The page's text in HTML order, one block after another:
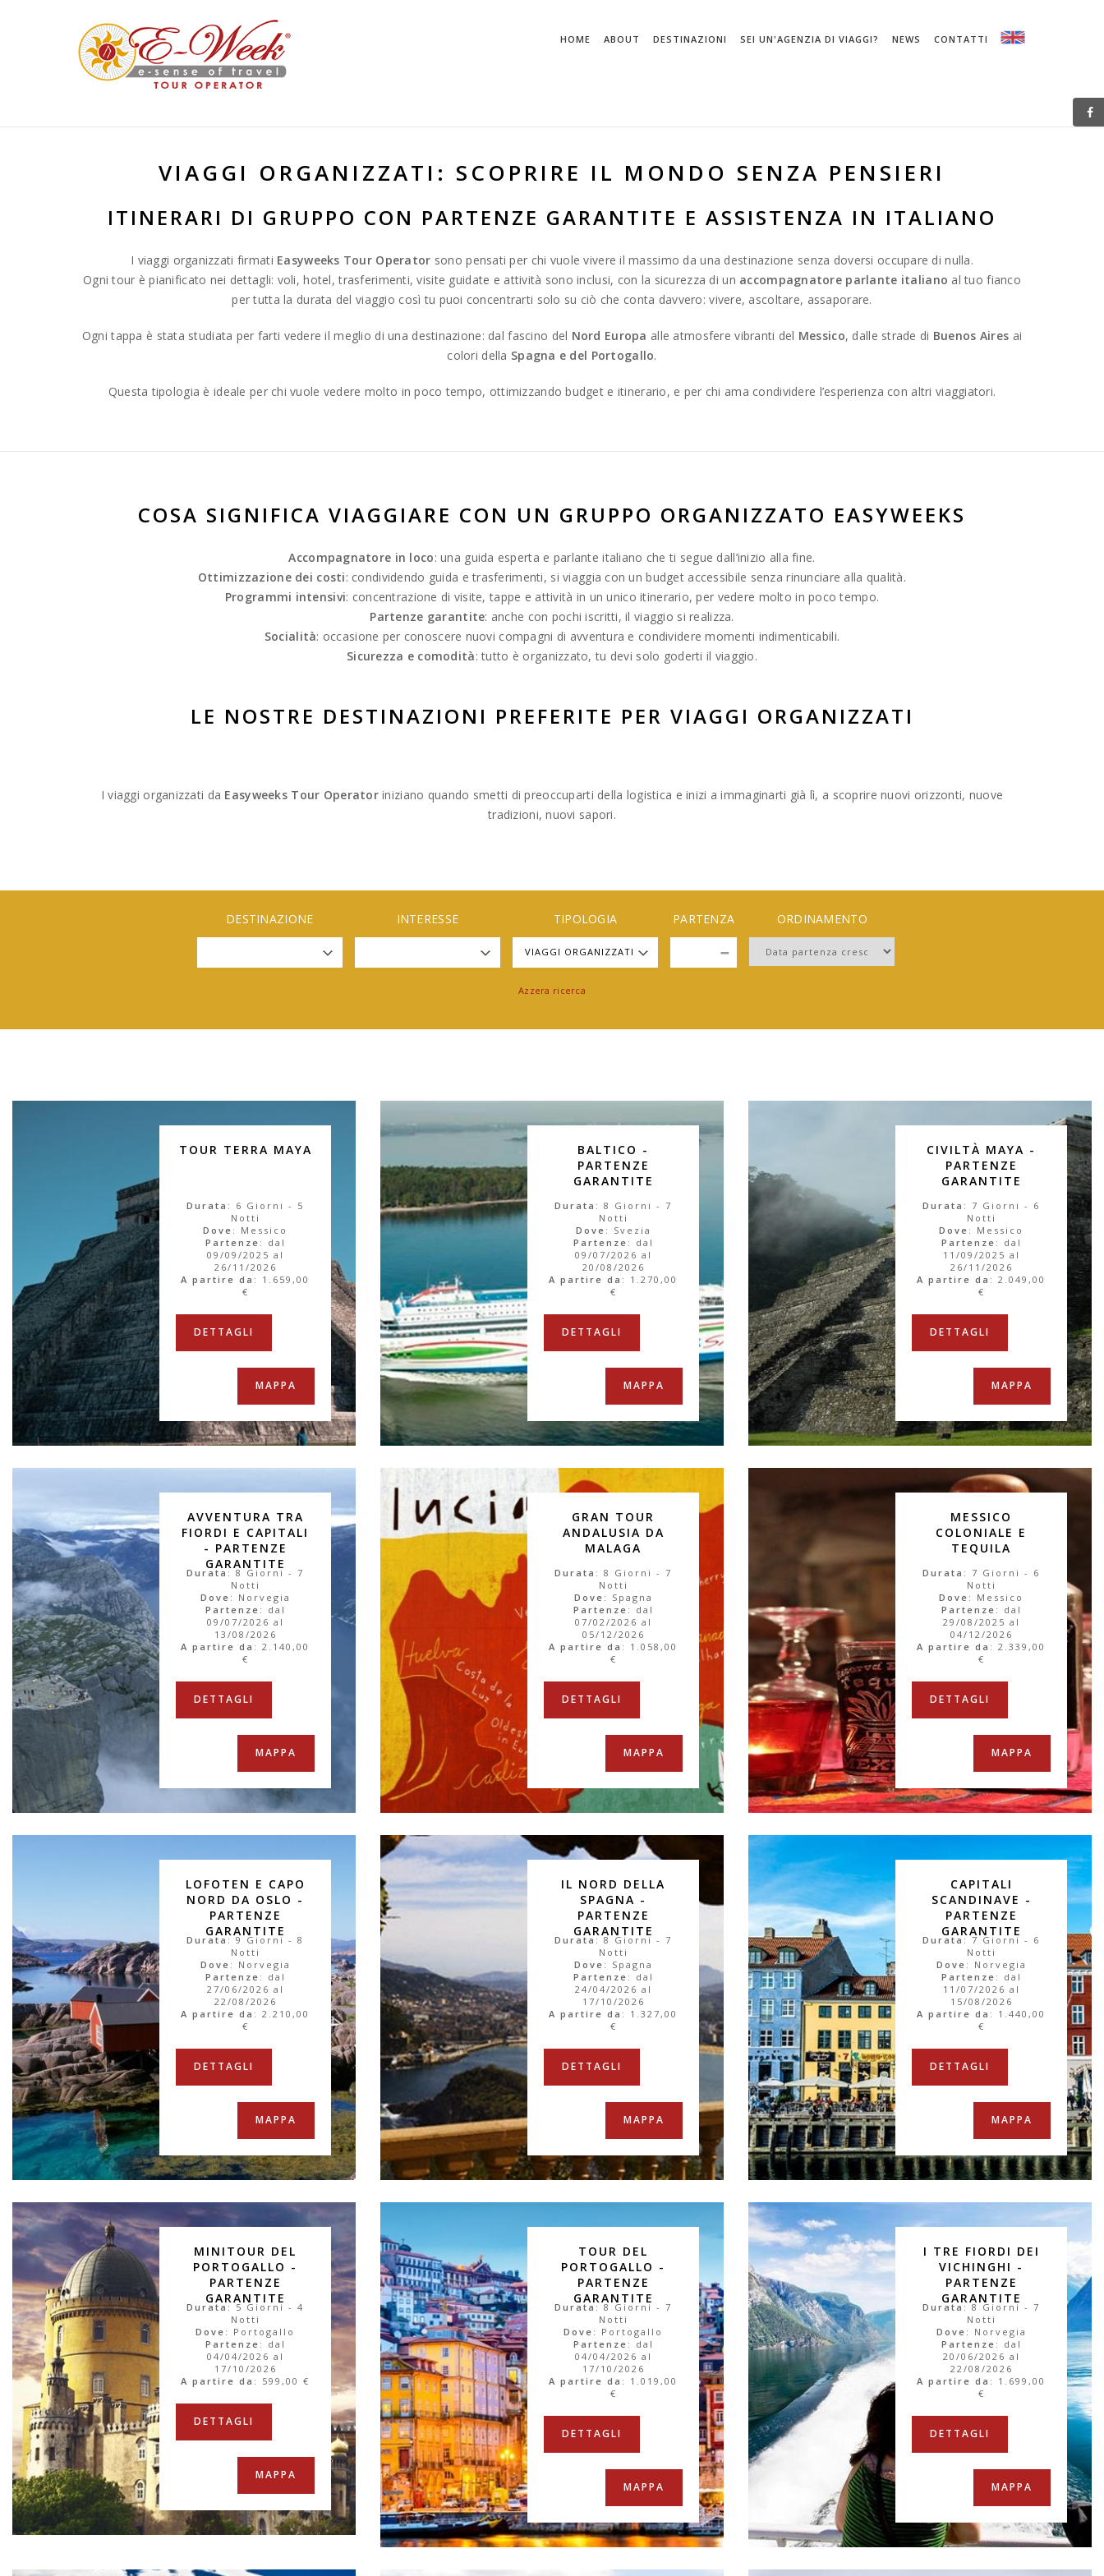
HOME ABOUT DESTINAZIONI SEI UN'AGENZIA DI VIAGGI? NEWS CONTATTI
VIAGGI ORGANIZZATI: SCOPRIRE IL MONDO SENZA PENSIERI
ITINERARI DI GRUPPO CON PARTENZE GARANTITE E ASSISTENZA IN ITALIANO
I viaggi organizzati firmati Easyweeks Tour Operator sono pensati per chi vuole vivere il massimo da una destinazione senza doversi occupare di nulla.
Ogni tour è pianificato nei dettagli: voli, hotel, trasferimenti, visite guidate e attività sono inclusi, con la sicurezza di un accompagnatore parlante italiano al tuo fianco
per tutta la durata del viaggio così tu puoi concentrarti solo su ciò che conta davvero: vivere, ascoltare, assaporare.
Ogni tappa è stata studiata per farti vedere il meglio di una destinazione: dal fascino del Nord Europa alle atmosfere vibranti del Messico, dalle strade di Buenos Aires ai
colori della Spagna e del Portogallo.
Questa tipologia è ideale per chi vuole vedere molto in poco tempo, ottimizzando budget e itinerario, e per chi ama condividere l’esperienza con altri viaggiatori.
COSA SIGNIFICA VIAGGIARE CON UN GRUPPO ORGANIZZATO EASYWEEKS
Accompagnatore in loco: una guida esperta e parlante italiano che ti segue dall’inizio alla fine.
Ottimizzazione dei costi: condividendo guida e trasferimenti, si viaggia con un budget accessibile senza rinunciare alla qualità.
Programmi intensivi: concentrazione di visite, tappe e attività in un unico itinerario, per vedere molto in poco tempo.
Partenze garantite: anche con pochi iscritti, il viaggio si realizza.
Socialità: occasione per conoscere nuovi compagni di avventura e condividere momenti indimenticabili.
Sicurezza e comodità: tutto è organizzato, tu devi solo goderti il viaggio.
LE NOSTRE DESTINAZIONI PREFERITE PER VIAGGI ORGANIZZATI
I viaggi organizzati da Easyweeks Tour Operatoriniziano quando smetti di preoccuparti della logistica e inizi a immaginarti già lì, a scoprire nuovi orizzonti, nuove
tradizioni, nuovi sapori.
DESTINAZIONE INTERESSE TIPOLOGIA PARTENZA ORDINAMENTO
Azzera ricerca
TOUR TERRA MAYA
Durata : 6 Giorni - 5
Notti
Dove : Messico
Partenze : dal
09/09/2025 al
26/11/2026
A partire da : 1.659,00
€
DETTAGLI
MAPPA
BALTICO -
PARTENZE
GARANTITE
Durata : 8 Giorni - 7
Notti
Dove : Svezia
Partenze : dal
09/07/2026 al
20/08/2026
A partire da : 1.270,00
€
DETTAGLI
MAPPA
CIVILTÀ MAYA -
PARTENZE
GARANTITE
Durata : 7 Giorni - 6
Notti
Dove : Messico
Partenze : dal
11/09/2025 al
26/11/2026
A partire da :2.049,00
€
DETTAGLI
MAPPA
AVVENTURA TRA
FIORDI E CAPITALI
- PARTENZE
GARANTITE
Durata : 8 Giorni - 7
Notti
Dove : Norvegia
Partenze : dal
09/07/2026 al
13/08/2026
A partire da :2.140,00
€
DETTAGLI
MAPPA
GRAN TOUR
ANDALUSIA DA
MALAGA
Durata : 8 Giorni - 7
Notti
Dove : Spagna
Partenze : dal
07/02/2026 al
05/12/2026
A partire da : 1.058,00
€
DETTAGLI
MAPPA
MESSICO
COLONIALE E
TEQUILA
Durata : 7 Giorni - 6
Notti
Dove : Messico
Partenze : dal
29/08/2025 al
04/12/2026
A partire da :2.339,00
€
DETTAGLI
MAPPA
LOFOTEN E CAPO
NORD DA OSLO -
PARTENZE
GARANTITE
Durata : 9 Giorni - 8
Notti
Dove : Norvegia
Partenze : dal
27/06/2026 al
22/08/2026
A partire da :2.210,00
€
DETTAGLI
MAPPA
IL NORD DELLA
SPAGNA -
PARTENZE
GARANTITE
Durata : 8 Giorni - 7
Notti
Dove : Spagna
Partenze : dal
24/04/2026 al
17/10/2026
A partire da : 1.327,00
€
DETTAGLI
MAPPA
CAPITALI
SCANDINAVE -
PARTENZE
GARANTITE
Durata : 7 Giorni - 6
Notti
Dove : Norvegia
Partenze : dal
11/07/2026 al
15/08/2026
A partire da : 1.440,00
€
DETTAGLI
MAPPA
MINITOUR DEL
PORTOGALLO -
PARTENZE
GARANTITE
Durata: 5 Giorni - 4
Notti
Dove : Portogallo
Partenze : dal
04/04/2026 al
17/10/2026
A partire da : 599,00 €
DETTAGLI
MAPPA
TOUR DEL
PORTOGALLO -
PARTENZE
GARANTITE
Durata: 8 Giorni - 7
Notti
Dove : Portogallo
Partenze : dal
04/04/2026 al
17/10/2026
A partire da : 1.019,00
€
DETTAGLI
MAPPA
I TRE FIORDI DEI
VICHINGHI -
PARTENZE
GARANTITE
Durata: 8 Giorni - 7
Notti
Dove : Norvegia
Partenze : dal
20/06/2026 al
22/08/2026
A partire da : 1.699,00
€
DETTAGLI
MAPPA